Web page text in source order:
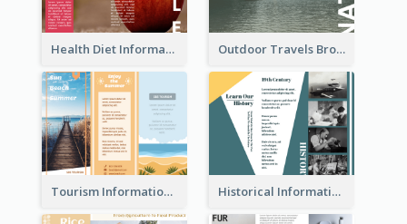
Health Diet Informational Brochure Outdoor Travels Brochure
Tourism Informational Tri Fold Brochure Historical Informational Tri Fold Brochure